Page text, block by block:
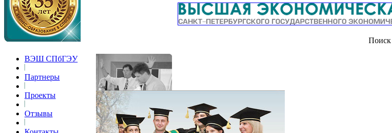
Поиск
ВЭШ СПбГЭУ
Партнеры
Проекты
Отзывы